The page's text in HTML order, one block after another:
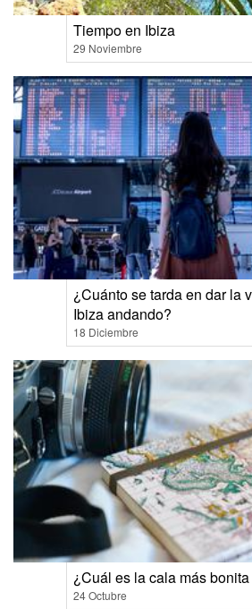
Tiempo en Ibiza
29 Noviembre
¿Cuánto se tarda en dar la
Ibiza andando?
18 Diciembre
¿Cuál es la cala más
24 Octubre